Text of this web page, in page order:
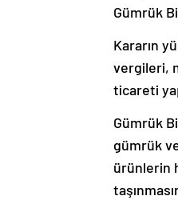
Gümrük
Kararın
vergileri,
ticareti
Gümrük
gümrük
ürünlerin